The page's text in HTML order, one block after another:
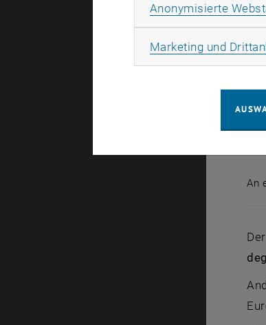
An
Anonymisierte
Marketing und